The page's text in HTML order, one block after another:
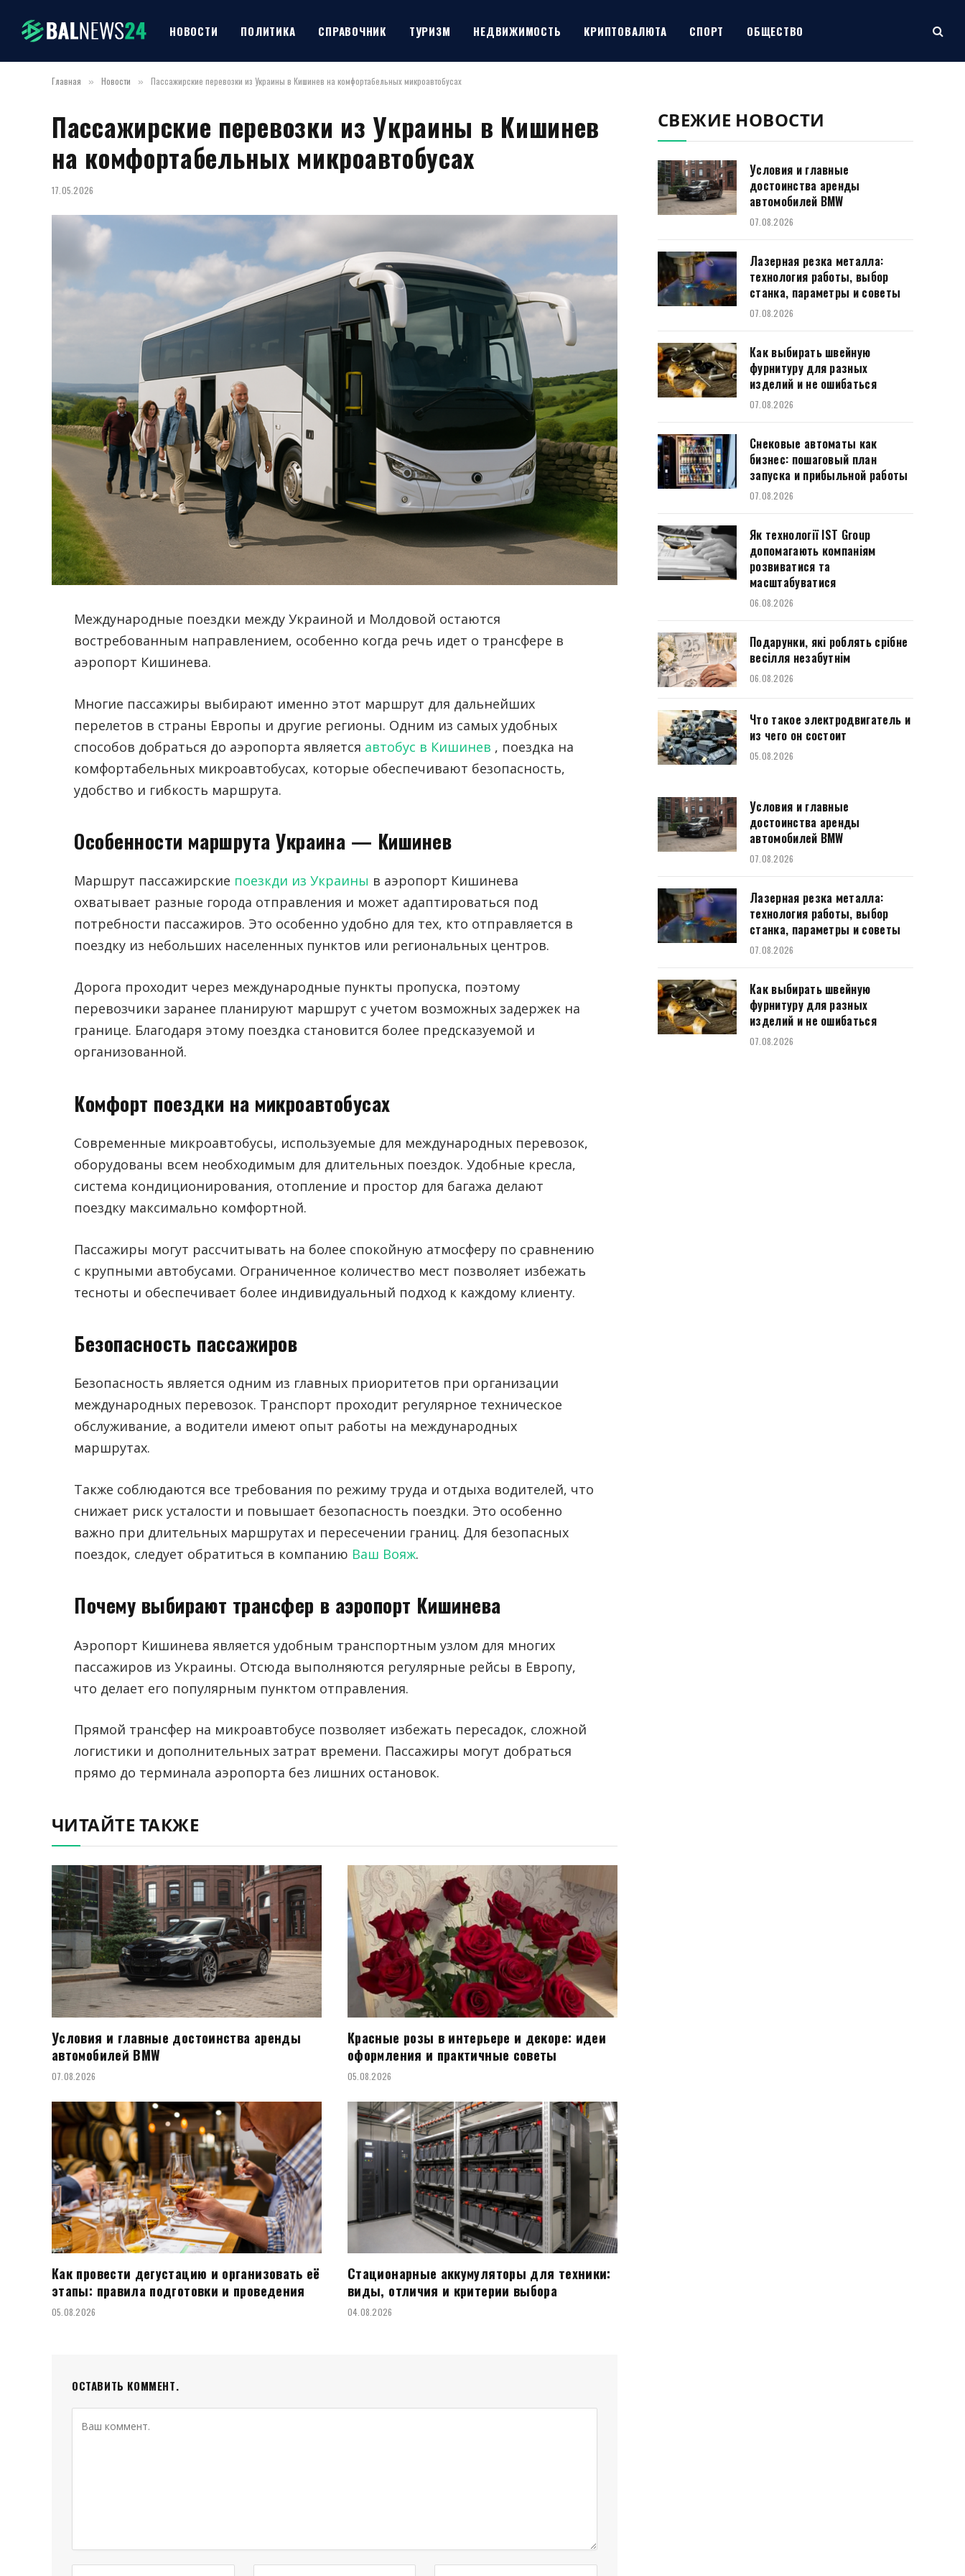
НОВОСТИ ПОЛИТИКА СПРАВОЧНИК ТУРИЗМ НЕДВИЖИМОСТЬ КРИПТОВАЛЮТА СПОРТ ОБЩЕСТВО
Главная » Новости » Пассажирские перевозки из Украины в Кишинев на комфортабельных микроавтобусах
Пассажирские перевозки из Украины в Кишинев
на комфортабельных микроавтобусах
17.05.2026
Международные поездки между Украиной и Молдовой остаются
востребованным направлением, особенно когда речь идет о трансфере в
аэропорт Кишинева.
Многие пассажиры выбирают именно этот маршрут для дальнейших
перелетов в страны Европы и другие регионы. Одним из самых удобных
способов добраться до аэропорта является автобус в Кишинев , поездка на
комфортабельных микроавтобусах, которые обеспечивают безопасность,
удобство и гибкость маршрута.
Особенности маршрута Украина — Кишинев
Маршрут пассажирские поезкди из Украины в аэропорт Кишинева
охватывает разные города отправления и может адаптироваться под
потребности пассажиров. Это особенно удобно для тех, кто отправляется в
поездку из небольших населенных пунктов или региональных центров.
Дорога проходит через международные пункты пропуска, поэтому
перевозчики заранее планируют маршрут с учетом возможных задержек на
границе. Благодаря этому поездка становится более предсказуемой и
организованной.
Комфорт поездки на микроавтобусах
Современные микроавтобусы, используемые для международных перевозок,
оборудованы всем необходимым для длительных поездок. Удобные кресла,
система кондиционирования, отопление и простор для багажа делают
поездку максимально комфортной.
Пассажиры могут рассчитывать на более спокойную атмосферу по сравнению
с крупными автобусами. Ограниченное количество мест позволяет избежать
тесноты и обеспечивает более индивидуальный подход к каждому клиенту.
Безопасность пассажиров
Безопасность является одним из главных приоритетов при организации
международных перевозок. Транспорт проходит регулярное техническое
обслуживание, а водители имеют опыт работы на международных
маршрутах.
Также соблюдаются все требования по режиму труда и отдыха водителей, что
снижает риск усталости и повышает безопасность поездки. Это особенно
важно при длительных маршрутах и пересечении границ. Для безопасных
поездок, следует обратиться в компанию Ваш Вояж.
Почему выбирают трансфер в аэропорт Кишинева
Аэропорт Кишинева является удобным транспортным узлом для многих
пассажиров из Украины. Отсюда выполняются регулярные рейсы в Европу,
что делает его популярным пунктом отправления.
Прямой трансфер на микроавтобусе позволяет избежать пересадок, сложной
логистики и дополнительных затрат времени. Пассажиры могут добраться
прямо до терминала аэропорта без лишних остановок.
ЧИТАЙТЕ ТАКЖЕ
Условия и главные достоинства аренды
автомобилей BMW
07.08.2026
Красные розы в интерьере и декоре: идеи
оформления и практичные советы
05.08.2026
Как провести дегустацию и организовать её
этапы: правила подготовки и проведения
05.08.2026
Стационарные аккумуляторы для техники:
виды, отличия и критерии выбора
04.08.2026
ОСТАВИТЬ КОММЕНТ.
СВЕЖИЕ НОВОСТИ
Условия и главные
достоинства аренды
автомобилей BMW
07.08.2026
Лазерная резка металла:
технология работы, выбор
станка, параметры и советы
07.08.2026
Как выбирать швейную
фурнитуру для разных
изделий и не ошибаться
07.08.2026
Снековые автоматы как
бизнес: пошаговый план
запуска и прибыльной работы
07.08.2026
Як технології IST Group
допомагають компаніям
розвиватися та
масштабуватися
06.08.2026
Подарунки, які роблять срібне
весілля незабутнім
06.08.2026
Что такое электродвигатель и
из чего он состоит
05.08.2026
Условия и главные
достоинства аренды
автомобилей BMW
07.08.2026
Лазерная резка металла:
технология работы, выбор
станка, параметры и советы
07.08.2026
Как выбирать швейную
фурнитуру для разных
изделий и не ошибаться
07.08.2026